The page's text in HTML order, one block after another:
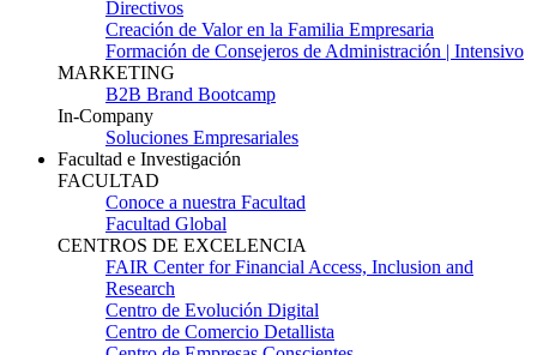
Directivos
Creación de Valor en la Familia Empresaria
Formación de Consejeros de Administración | Intensivo
MARKETING
B2B Brand Bootcamp
In-Company
Soluciones Empresariales
Facultad e Investigación
FACULTAD
Conoce a nuestra Facultad
Facultad Global
CENTROS DE EXCELENCIA
FAIR Center for Financial Access, Inclusion and
Research
Centro de Evolución Digital
Centro de Comercio Detallista